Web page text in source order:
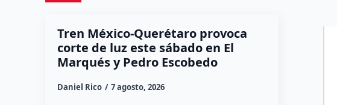
Tren México-Querétaro provoca
corte de luz este sábado en El
Marqués y Pedro Escobedo
Daniel Rico 7 agosto, 2026